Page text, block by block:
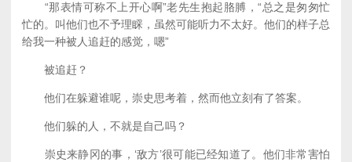
“那表情可称不上开心啊”老先生抱起胳膊，“总之是匆匆忙
忙的。叫他们也不予理睬，虽然可能听力不太好。他们的样子总
给我一种被人追赶的感觉，嗯”
被追赶？
他们在躲避谁呢，崇史思考着，然而他立刻有了答案。
他们躲的人，不就是自己吗？
崇史来静冈的事，‘敌方’很可能已经知道了。他们非常害怕